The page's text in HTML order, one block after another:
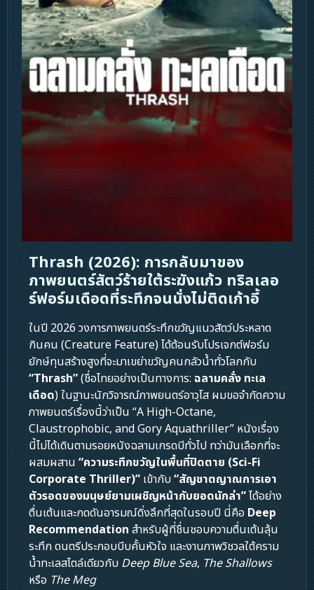
Thrash (2026): การกลับมาของ
ภาพยนตร์สัตว์ร้ายใต้ระฆังแก้ว ทริลเลอ
ร์ฟอร์มเดือดที่ระทึกจนนั่งไม่ติดเก้าอี้
ในปี 2026 วงการภาพยนตร์ระทึกขวัญแนวสัตว์ประหลาด
กินคน (Creature Feature) ได้ต้อนรับโปรเจกต์ฟอร์ม
ยักษ์ทุนสร้างสูงที่จะมาเขย่าขวัญคนกลัวน้ำทั่วโลกกับ
“Thrash”(ชื่อไทยอย่างเป็นทางการ: ฉลามคลั่ง ทะเล
เดือด) ในฐานะนักวิจารณ์ภาพยนตร์อาวุโส ผมขอจำกัดความ
ภาพยนตร์เรื่องนี้ว่าเป็น “A High-Octane,
Claustrophobic, and Gory Aquathriller” หนังเรื่อง
นี้ไม่ได้เดินตามรอยหนังฉลามเกรดบีทั่วไป ทว่ามันเลือกที่จะ
ผสมผสาน “ความระทึกขวัญในพื้นที่ปิดตาย (Sci-Fi
Corporate Thriller)” เข้ากับ“สัญชาตญาณการเอา
ตัวรอดของมนุษย์ยามเผชิญหน้ากับยอดนักล่า”ได้อย่าง
ตื่นเต้นและกดดันอารมณ์ดิ่งลึกที่สุดในรอบปี นี่คือ Deep
Recommendation สำหรับผู้ที่ชื่นชอบความตื่นเต้นลุ้น
ระทึก ดนตรีประกอบบีบคั้นหัวใจ และงานภาพวิชวลใต้คราม
น้ำทะเลสไตล์เดียวกับ Deep Blue Sea, The Shallows
หรือ The Meg